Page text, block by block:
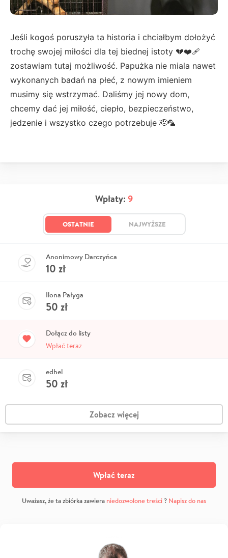
Jeśli kogoś poruszyła ta historia i chciałbym dołożyć
trochę swojej miłości dla tej biednej istoty 💔❤️‍🩹
zostawiam tutaj możliwość. Papużka nie miala nawet
wykonanych badań na płeć, z nowym imieniem
musimy się wstrzymać. Daliśmy jej nowy dom,
chcemy dać jej miłość, ciepło, bezpieczeństwo,
jedzenie i wszystko czego potrzebuje 🫡🦜
Wpłaty: 9
OSTATNIE NAJWYŻSZE
Anonimowy Darczyńca
10 zł
Ilona Pałyga
50 zł
Dołącz do listy
Wpłać teraz
edhel
50 zł
Zobacz więcej
Wpłać teraz
Uważasz, że ta zbiórka zawiera niedozwolone treści? Napisz do nas